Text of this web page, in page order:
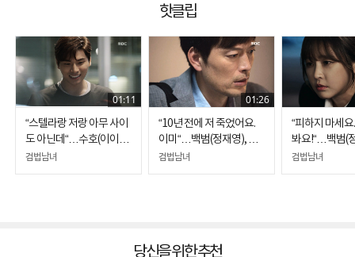
핫클립
01:11
“스텔라랑 저랑 아무 사이
도 아닌데“…수호(이이
경), 스텔라(스테파니 리)
의 철벽에 무안
검법남녀
01:26
“10년 전에 저 죽었어요.
이미“…백범(정재영), 식
물인간이 된 약혼녀의 모
습에 '자책'
검법남녀
“피하지 마세
봐요!“…백범(
위로하는 은솔
검법남녀
당신을 위한 추천